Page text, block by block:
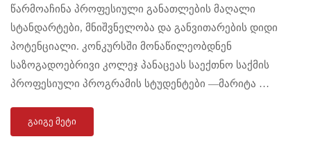
წარმოაჩინა პროფესიული განათლების მაღალი
სტანდარტები, მნიშვნელობა და განვითარების დიდი
პოტენციალი. კონკურსში მონაწილეობდნენ
საზოგადოებრივი კოლეჯ პანაცეას საექთნო საქმის
პროფესიული პროგრამის სტუდენტები —მარიტა …
ᲒᲐᲘᲒᲔ ᲛᲔᲢᲘ